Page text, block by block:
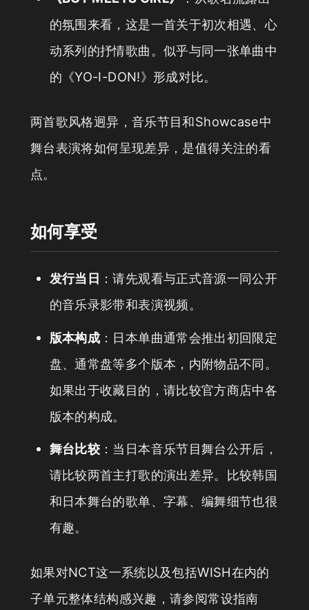
的氛围来看，这是一首关于初次相遇、心
动系列的抒情歌曲。似乎与同一张单曲中
的《YO-I-DON!》形成对比。
两首歌风格迥异，音乐节目和Showcase中
舞台表演将如何呈现差异，是值得关注的看
点。
如何享受
发行当日 ：请先观看与正式音源一同公开
的音乐录影带和表演视频。
版本构成 ：日本单曲通常会推出初回限定
盘、通常盘等多个版本，内附物品不同。
如果出于收藏目的，请比较官方商店中各
版本的构成。
舞台比较 ：当日本音乐节目舞台公开后，
请比较两首主打歌的演出差异。比较韩国
和日本舞台的歌单、字幕、编舞细节也很
有趣。
如果对NCT这一系统以及包括WISH在内的
子单元整体结构感兴趣，请参阅常设指南